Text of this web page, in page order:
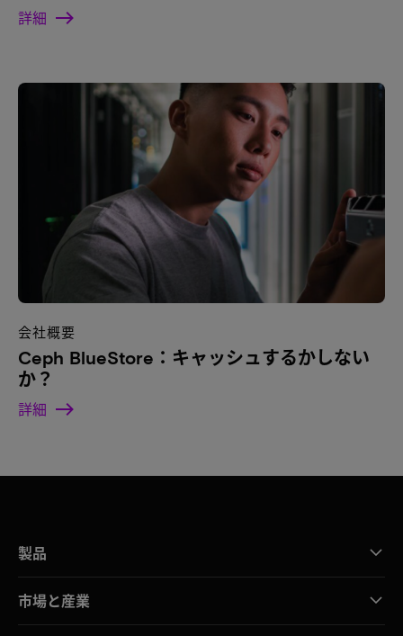
詳細
会社概要
Ceph BlueStore：キャッシュするかしない
か？
詳細
製品
市場と産業